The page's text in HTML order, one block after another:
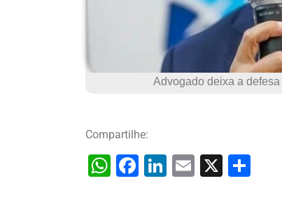
Advogado deixa a
Compartilhe:
W F
Li
E
X